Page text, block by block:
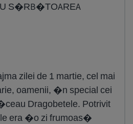
S�RB�TOAREA
zilei de 1 martie, cel mai
oamenii, �n special cei
Dragobetele. Potrivit
era �o zi frumoas�